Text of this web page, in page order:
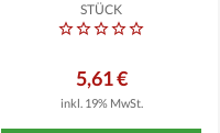
STÜCK
5,61 €
inkl. 19% MwSt.